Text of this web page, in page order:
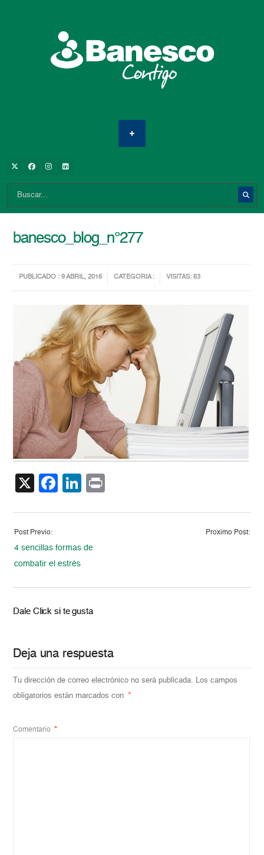
banesco_blog_n°277
PUBLICADO : 9 ABRIL, 2016 CATEGORIA : VISITAS: 63
X Facebook
LinkedIn
Post Previo:
4 sencillas formas de
combatir el estrés
Proximo Post:
Dale Click si te gusta
Deja una respuesta
Tu dirección de correo electrónico no será publicada. Los campos
obligatorios están marcados con *
Comentario *